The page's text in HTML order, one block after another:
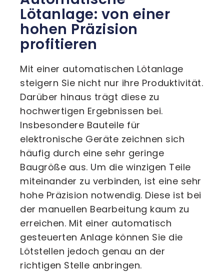
Lötanlage: von einer
hohen Präzision
profitieren
Mit einer automatischen Lötanlage
steigern Sie nicht nur ihre Produktivität.
Darüber hinaus trägt diese zu
hochwertigen Ergebnissen bei.
Insbesondere Bauteile für
elektronische Geräte zeichnen sich
häufig durch eine sehr geringe
Baugröße aus. Um die winzigen Teile
miteinander zu verbinden, ist eine sehr
hohe Präzision notwendig. Diese ist bei
der manuellen Bearbeitung kaum zu
erreichen. Mit einer automatisch
gesteuerten Anlage können Sie die
Lötstellen jedoch genau an der
richtigen Stelle anbringen.